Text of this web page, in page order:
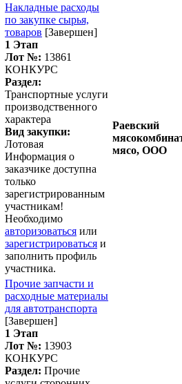
Накладные расходы
по закупке сырья,
товаров [Завершен]
1 Этап
Лот №: 13861
КОНКУРС
Раздел:
Транспортные услуги
производственного
характера
Вид закупки:
Лотовая
Информация о
заказчике доступна
только
зарегистрированным
участникам!
Необходимо
авторизоваться или
зарегистрироваться и
заполнить профиль
участника.
Раевский
мясо, ООО
Прочие запчасти и
расходные материалы
для автотранспорта
[Завершен]
1 Этап
Лот №: 13903
КОНКУРС
Раздел: Прочие